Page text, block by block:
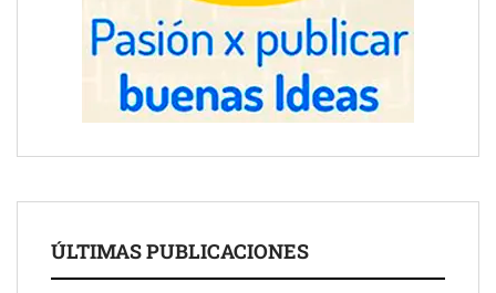
ÚLTIMAS PUBLICACIONES